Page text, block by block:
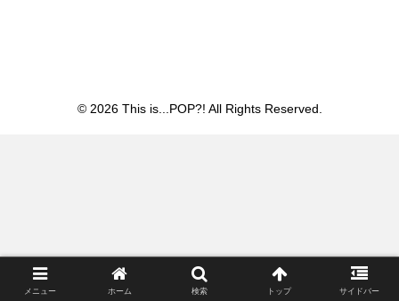
© 2026 This is...POP?! All Rights Reserved.
メニュー ホーム 検索 トップ サイドバー